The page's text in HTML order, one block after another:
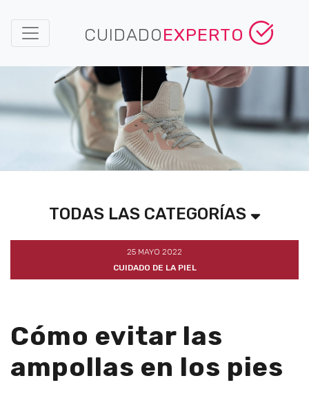
CUIDADOEXPERTO
TODAS LAS CATEGORÍAS
25 MAYO 2022
CUIDADO DE LA PIEL
Cómo evitar las
ampollas en los pies